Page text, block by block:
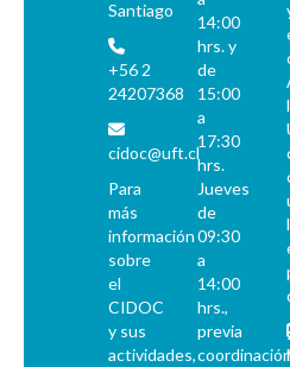
Santiago
+56 2
24207368
cidoc@uft.cl
Para
más
información
sobre
el
CIDOC
y sus
actividades,
14:00
hrs. y
de
15:00
a
17:30
hrs.
Jueves
de
09:30
a
14:00
hrs.,
previa